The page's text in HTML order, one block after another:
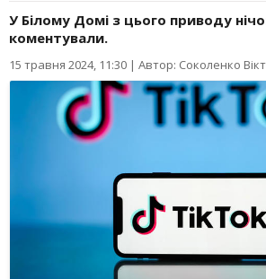
У Білому Домі з цього приводу
коментували.
15 травня 2024, 11:30 | Автор: Соколенко